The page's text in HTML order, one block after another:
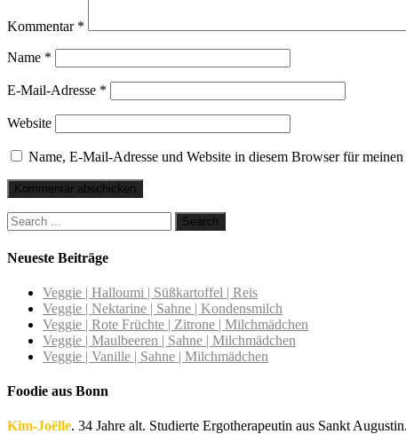
Kommentar *
Name *
E-Mail-Adresse *
Website
Name, E-Mail-Adresse und Website in diesem Browser für
Neueste Beiträge
Veggie | Halloumi | Süßkartoffel | Reis
Veggie | Nektarine | Sahne | Kondensmilch
Veggie | Rote Früchte | Zitrone | Milchmädchen
Veggie | Maulbeeren | Sahne | Milchmädchen
Veggie | Vanille | Sahne | Milchmädchen
Foodie aus Bonn
Kim-Joëlle. 34 Jahre alt. Studierte Ergotherapeutin aus Sankt Augustin.